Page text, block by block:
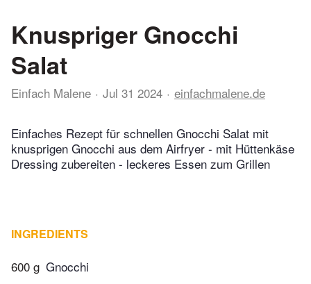
Knuspriger Gnocchi
Salat
Einfach Malene Jul 31 2024 einfachmalene.de
Einfaches Rezept für schnellen Gnocchi Salat mit
knusprigen Gnocchi aus dem Airfryer - mit Hüttenkäse
Dressing zubereiten - leckeres Essen zum Grillen
INGREDIENTS
600 g Gnocchi